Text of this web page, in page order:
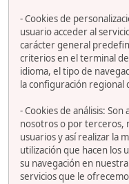
- Cookies de
usuario acceder al
carácter general
criterios en el terminal
idioma, el tipo de
la configuración regional
- Cookies de análisis:
nosotros o por terceros,
usuarios y así realizar la
utilización que hacen los
su navegación en
servicios que le